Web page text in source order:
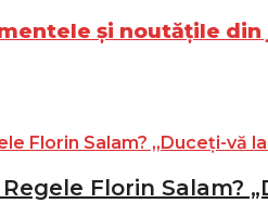
și noutățile din
Florin Salam?